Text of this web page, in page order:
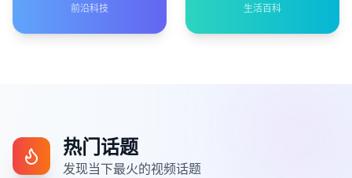
前沿科技 生活百科
热门话题
发现当下最火的视频话题